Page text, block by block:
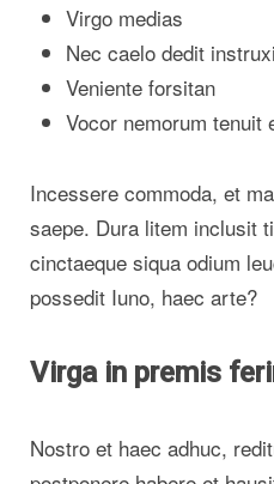
Virgo medias
Nec caelo dedit
Veniente forsitan
Vocor nemorum tenuit
Incessere commoda, et
saepe. Dura litem inclusit
cinctaeque siqua odium
possedit Iuno, haec arte?
Virga in premis
Nostro et haec adhuc,